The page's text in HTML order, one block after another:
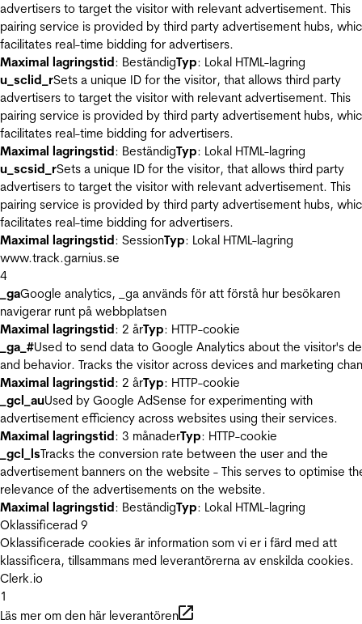
advertisers to target the visitor with relevant advertisement. This
pairing service is provided by third party advertisement hubs,
facilitates real-time bidding for advertisers.
Maximal lagringstid: BeständigTyp: Lokal HTML-lagring
u_sclid_rSets a unique ID for the visitor, that allows third party
advertisers to target the visitor with relevant advertisement. This
pairing service is provided by third party advertisement hubs,
facilitates real-time bidding for advertisers.
Maximal lagringstid: BeständigTyp: Lokal HTML-lagring
u_scsid_rSets a unique ID for the visitor, that allows third party
advertisers to target the visitor with relevant advertisement. This
pairing service is provided by third party advertisement hubs,
facilitates real-time bidding for advertisers.
Maximal lagringstid: SessionTyp: Lokal HTML-lagring
www.track.garnius.se
4
_gaGoogle analytics, _ga används för att förstå hur besökaren
navigerar runt på webbplatsen
Maximal lagringstid: 2 årTyp: HTTP-cookie
_ga_#Used to send data to Google Analytics about the visitor's
and behavior. Tracks the visitor across devices and marketing
Maximal lagringstid: 2 årTyp: HTTP-cookie
_gcl_auUsed by Google AdSense for experimenting with
advertisement efficiency across websites using their services.
Maximal lagringstid: 3 månaderTyp: HTTP-cookie
_gcl_lsTracks the conversion rate between the user and the
advertisement banners on the website - This serves to optimise
relevance of the advertisements on the website.
Maximal lagringstid: BeständigTyp: Lokal HTML-lagring
Oklassificerad 9
Oklassificerade cookies är information som vi er i färd med att
klassificera, tillsammans med leverantörerna av enskilda cookies.
Clerk.io
1
Läs mer om den här leverantören